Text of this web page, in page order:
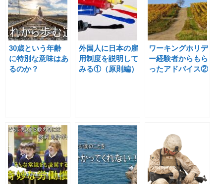
30歳という年齢
に特別な意味はあ
るのか？
外国人に日本の雇
用制度を説明して
みる①（原則編）
ワーキングホリデ
ー経験者からもら
ったアドバイス②